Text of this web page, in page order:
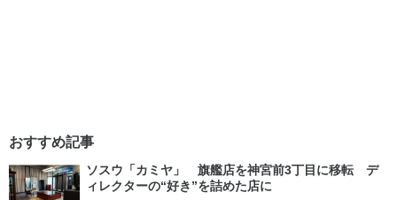
おすすめ記事
ソスウ「カミヤ」 旗艦店を神宮前3丁目に移転 デ
ィレクターの“好き”を詰めた店に